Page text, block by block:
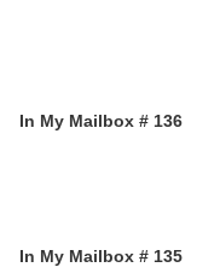
In My Mailbox # 136
In My Mailbox # 135